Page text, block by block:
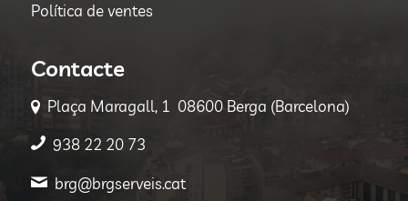
Política de ventes
Contacte
Plaça Maragall, 1 08600 Berga (Barcelona)
938 22 20 73
brg@brgserveis.cat